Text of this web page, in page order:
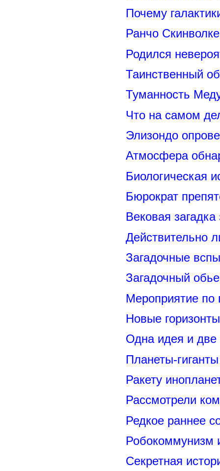
Почему
Ранчо
Родился
Таинственный
Туманность
Что на самом
Элизондо
Атмосфера
Биологическая
Бюрократ
Вековая
Действительно
Загадочные
Загадочный
Мероприятие
Новые
Одна идея и две
Планеты-
Ракету
Рассмотрели
Редкое раннее
Секретная